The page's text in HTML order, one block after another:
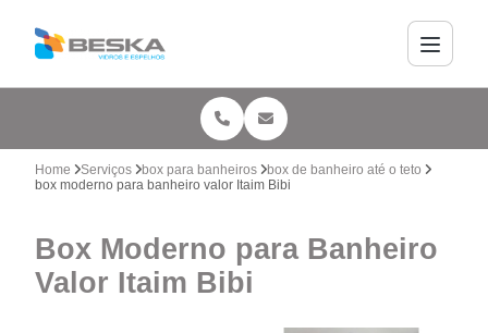
Home Serviços box para banheiros
box de banheiro até o teto
box moderno para banheiro valor Itaim Bibi
Box Moderno para Banheiro
Valor Itaim Bibi